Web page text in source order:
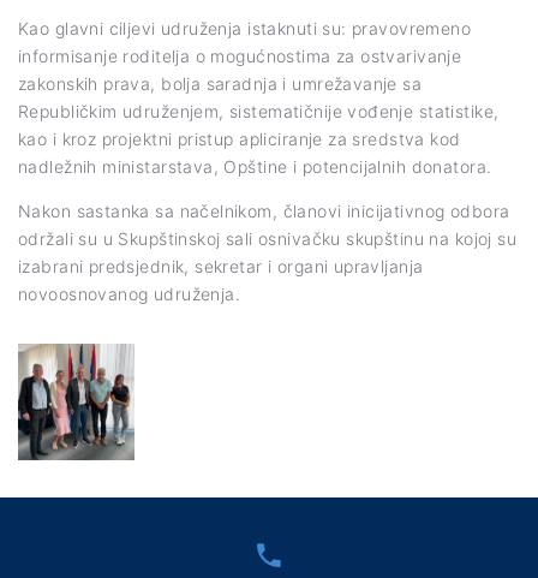
Kao glavni ciljevi udruženja istaknuti su: pravovremeno
informisanje roditelja o mogućnostima za ostvarivanje
zakonskih prava, bolja saradnja i umrežavanje sa
Republičkim udruženjem, sistematičnije vođenje statistike,
kao i kroz projektni pristup apliciranje za sredstva kod
nadležnih ministarstava, Opštine i potencijalnih donatora.
Nakon sastanka sa načelnikom, članovi inicijativnog odbora
održali su u Skupštinskoj sali osnivačku skupštinu na kojoj su
izabrani predsjednik, sekretar i organi upravljanja
novoosnovanog udruženja.